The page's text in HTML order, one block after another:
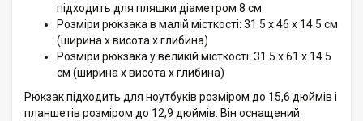
підходить для пляшки діаметром 8 см
Розміри рюкзака в малій місткості: 31.5 x 46 x 14.5 см
(ширина x висота x глибина)
Розміри рюкзака у великій місткості: 31.5 x 61 x 14.5
см (ширина x висота x глибина)
Рюкзак підходить для ноутбуків розміром до 15,6 дюймів і
планшетів розміром до 12,9 дюймів. Він оснащений